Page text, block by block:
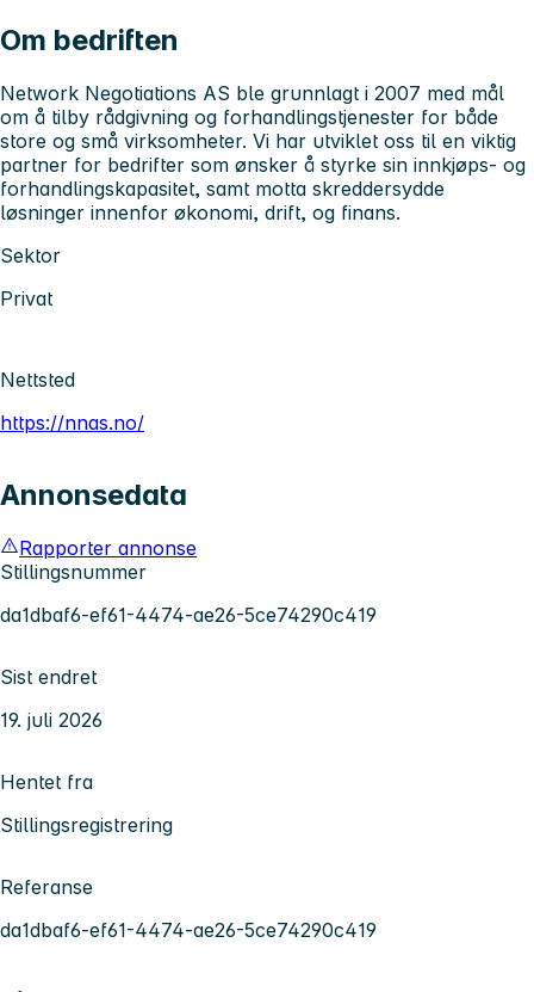
Om bedriften
Network Negotiations AS ble grunnlagt i 2007 med mål
om å tilby rådgivning og forhandlingstjenester for både
store og små virksomheter. Vi har utviklet oss til en viktig
partner for bedrifter som ønsker å styrke sin innkjøps- og
forhandlingskapasitet, samt motta skreddersydde
løsninger innenfor økonomi, drift, og finans.
Sektor
Privat
Nettsted
https://nnas.no/
Annonsedata
Rapporter annonse
Stillingsnummer
da1dbaf6-ef61-4474-ae26-5ce74290c419
Sist endret
19. juli 2026
Hentet fra
Stillingsregistrering
Referanse
da1dbaf6-ef61-4474-ae26-5ce74290c419